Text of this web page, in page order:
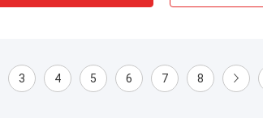
3 4 5 6 7 8